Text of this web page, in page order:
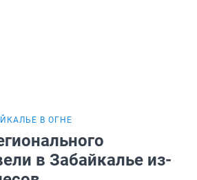
В ОГНЕ
в Забайкалье из-